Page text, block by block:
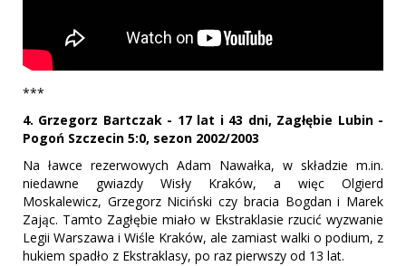
***
4. Grzegorz Bartczak - 17 lat i 43 dni, Zagłębie Lubin -
Pogoń Szczecin 5:0, sezon 2002/2003
Na ławce rezerwowych Adam Nawałka, w składzie m.in.
niedawne gwiazdy Wisły Kraków, a więc Olgierd
Moskalewicz, Grzegorz Niciński czy bracia Bogdan i Marek
Zając. Tamto Zagłębie miało w Ekstraklasie rzucić wyzwanie
Legii Warszawa i Wiśle Kraków, ale zamiast walki o podium, z
hukiem spadło z Ekstraklasy, po raz pierwszy od 13 lat.